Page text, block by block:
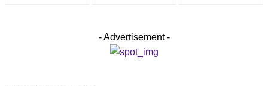
- Advertisement -